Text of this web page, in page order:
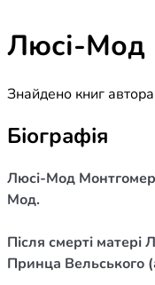
полиці.
Люсі-Мод
Знайдено книг
Біографія
Люсі-Мод
Мод.
Після смерті
Принца Вельського